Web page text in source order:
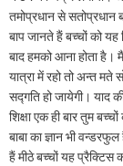
तमोप्रधान से
बाप जानते हैं बच्चों को यह
बाद हमको आना होता है।
यात्रा में रहो तो अन्त मते
सद्गति हो जायेगी। याद
शिक्षा एक ही बार तुम
बाबा का ज्ञान भी
हैं मीठे बच्चों यह प्रैक्टिस